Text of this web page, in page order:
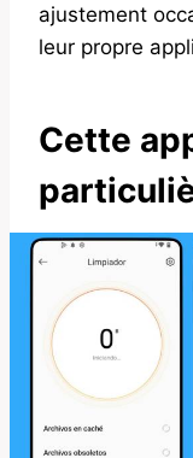
ajustement
leur propre
Cette